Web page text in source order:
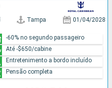
Tampa 01/04/2028
-60% no segundo passageiro
Até -$650/cabine
Entretenimento a bordo incluído
Pensão completa